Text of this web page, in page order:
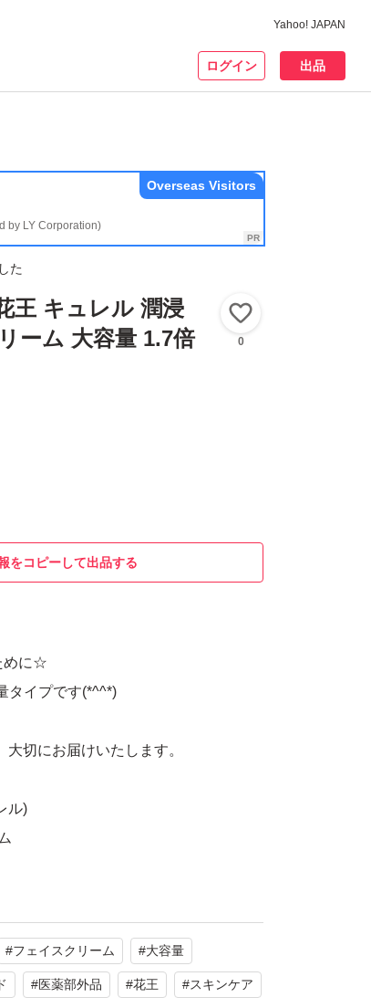
Yahoo! JAPAN
ログイン 出品
by LY Corporation)
Overseas Visitors
た
王 キュレル 潤浸
ーム 大容量 1.7倍
0
をコピーして出品する
めに☆
タイプです(*^^*)
切にお届けいたします。
ル)
します。
#フェイスクリーム #大容量
#医薬部外品 #花王 #スキンケア